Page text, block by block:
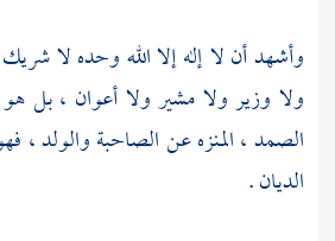
وأشهد أن لا إله إلا الله وحده لا
ولا وزير ولا مشير ولا أعوان ، بل
الصمد ، المنزه عن الصاحبة والولد ،
الديان .